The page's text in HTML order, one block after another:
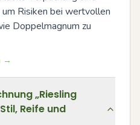
Risiken bei wertvollen
Doppelmagnum zu
→
„Riesling
Reife und